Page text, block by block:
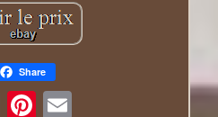
Share